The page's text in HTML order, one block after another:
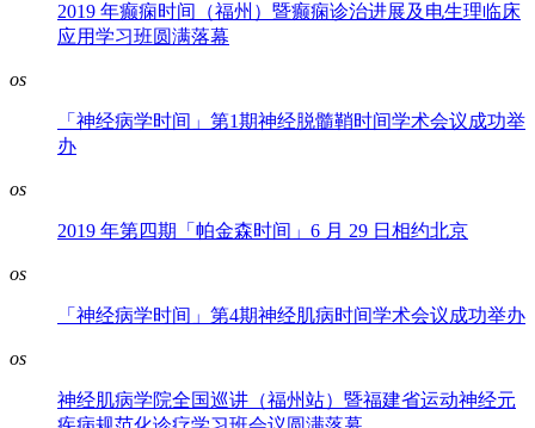
2019 年癫痫时间（福州）暨癫痫诊治进展及电生理临床
应用学习班圆满落幕
os
「神经病学时间」第1期神经脱髓鞘时间学术会议成功举
办
os
2019 年第四期「帕金森时间」6 月 29 日相约北京
os
「神经病学时间」第4期神经肌病时间学术会议成功举办
os
神经肌病学院全国巡讲（福州站）暨福建省运动神经元